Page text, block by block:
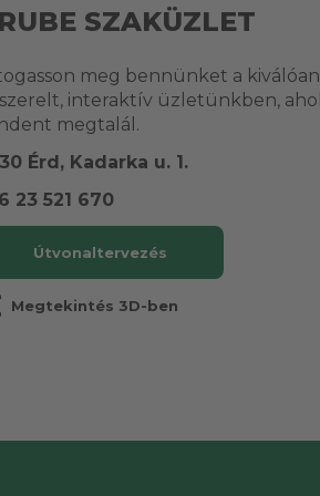
SZAKÜZLET
meg bennünket a kiválóan
interaktív üzletünkben, ahol
megtalál.
Érd, Kadarka u. 1.
23 521 670
Útvonaltervezés
Megtekintés 3D-ben